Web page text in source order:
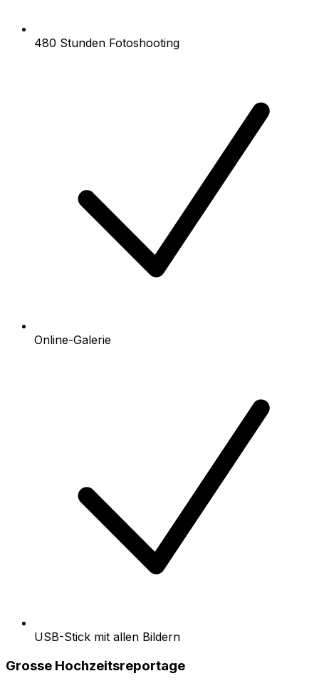
480 Stunden Fotoshooting
Online-Galerie
USB-Stick mit allen Bildern
Grosse Hochzeitsreportage